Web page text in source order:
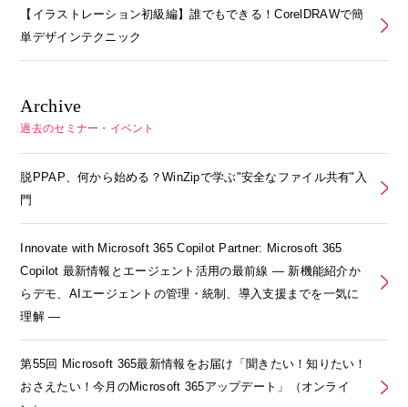
【イラストレーション初級編】誰でもできる！CorelDRAWで簡
単デザインテクニック
Archive
過去のセミナー・イベント
脱PPAP、何から始める？WinZipで学ぶ"安全なファイル共有"入
門
Innovate with Microsoft 365 Copilot Partner: Microsoft 365
Copilot 最新情報とエージェント活用の最前線 ― 新機能紹介か
らデモ、AIエージェントの管理・統制、導入支援までを一気に
理解 ―
第55回 Microsoft 365最新情報をお届け「聞きたい！知りたい！
おさえたい！今月のMicrosoft 365アップデート」（オンライ